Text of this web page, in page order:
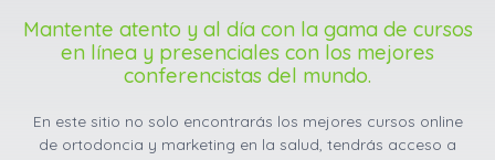
Mantente atento y al día con la gama de cursos
en línea y presenciales con los mejores
conferencistas del mundo.
En este sitio no solo encontrarás los mejores cursos online
de ortodoncia y marketing en la salud, tendrás acceso a